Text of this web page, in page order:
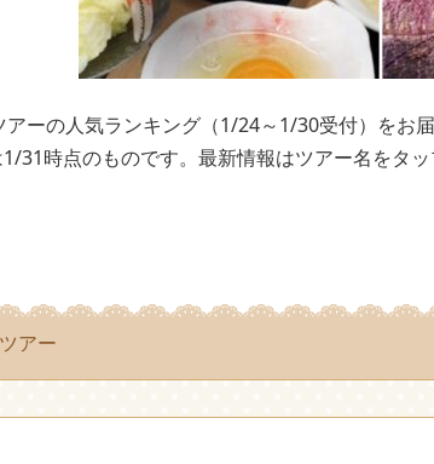
ーの人気ランキング（1/24～1/30受付）をお
31時点のものです。最新情報はツアー名をタ
アー